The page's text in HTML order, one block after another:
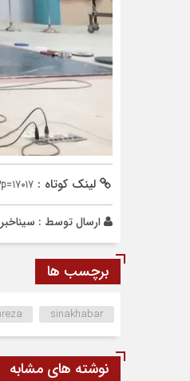
لینک کوتاه :
ارسال توسط : سیناخبر
برچسب ها
sinakhabar
نوشته های مشابه